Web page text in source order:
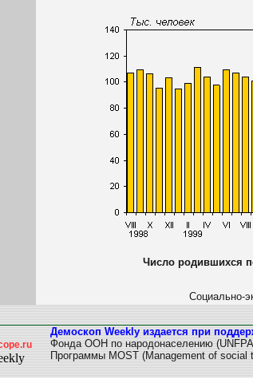
Число родившихся
Социально-
Демоскоп Weekly издается при
Фонда ООН по народонаселению
Программы MOST (Management of